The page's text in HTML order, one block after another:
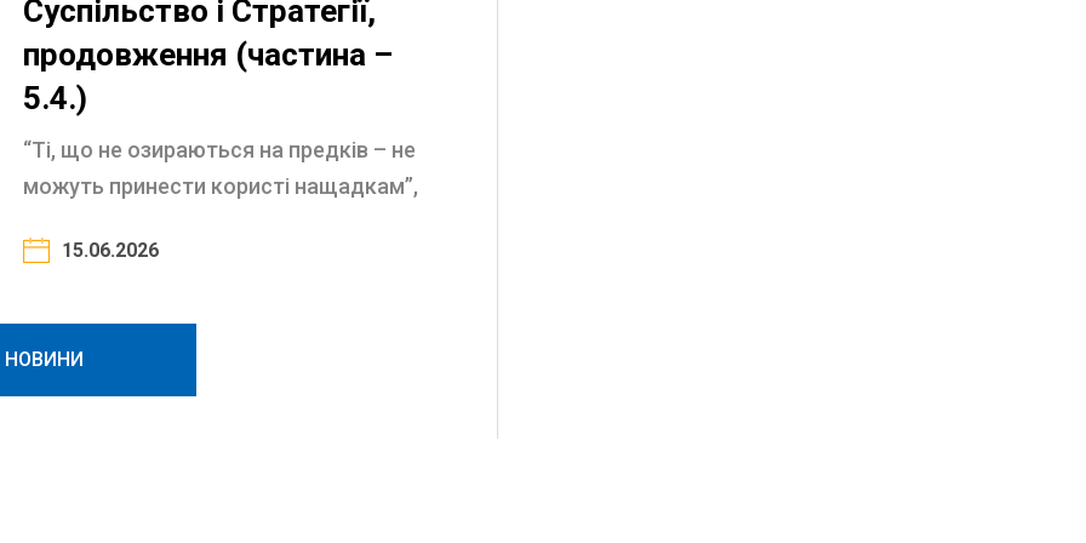
Суспільство і Стратегії,
продовження (частина –
5.4.)
“Ті, що не озираються на предків – не
можуть принести користі нащадкам”,
ще у ХVІІ столітті давала підстави
15.06.2026
НОВИНИ